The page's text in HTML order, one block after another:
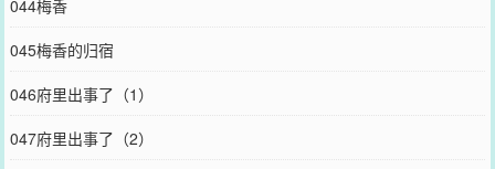
044梅香
045梅香的归宿
046府里出事了（1）
047府里出事了（2）